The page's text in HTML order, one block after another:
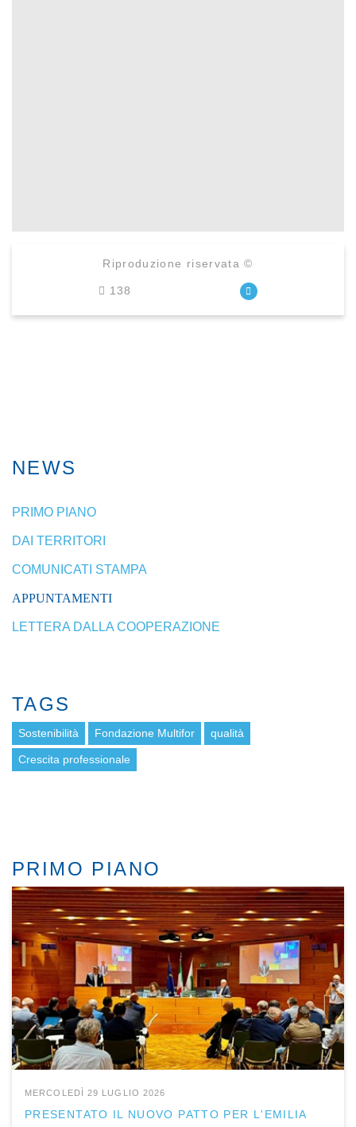
Riproduzione riservata ©
138
NEWS
PRIMO PIANO
DAI TERRITORI
COMUNICATI STAMPA
APPUNTAMENTI
LETTERA DALLA COOPERAZIONE
TAGS
Sostenibilità Fondazione Multifor qualità
Crescita professionale
PRIMO PIANO
MERCOLEDÌ 29 LUGLIO 2026
PRESENTATO IL NUOVO PATTO PER L'EMILIA